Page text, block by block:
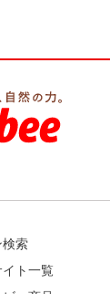
検索
ト一覧